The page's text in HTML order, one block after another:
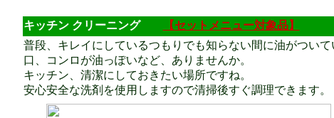
キッチン クリーニング
【セットメニュー対象品】
普段、キレイにしているつもりでも知らない間に油がつい
口、コンロが油っぽいなど、ありませんか。
キッチン、清潔にしておきたい場所ですね。
安心安全な洗剤を使用しますので清掃後すぐ調理できます。